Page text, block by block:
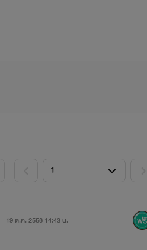
19 ต.ค. 2558 14:43 น.